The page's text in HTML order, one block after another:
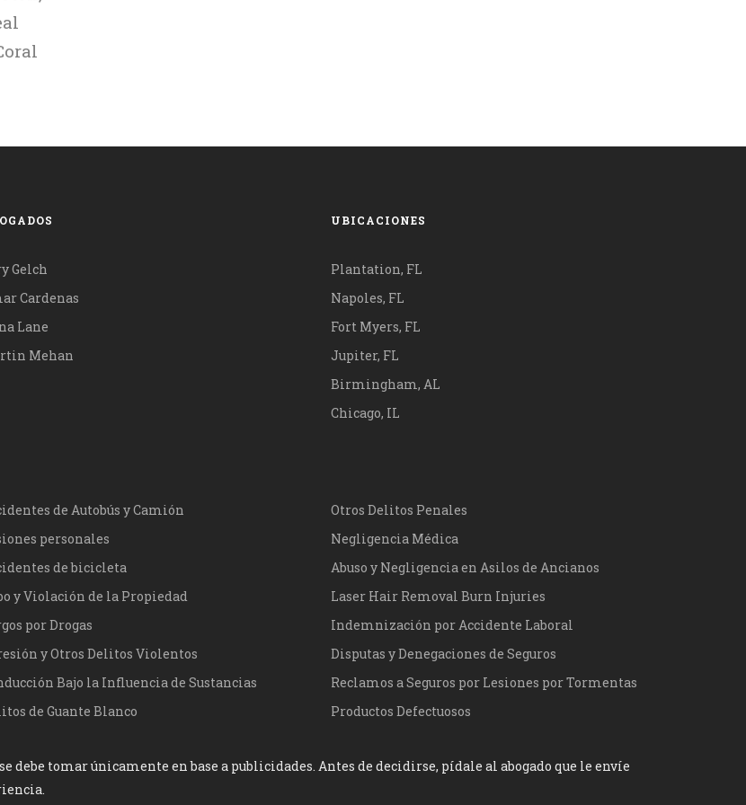
Gelch
Cardenas
Lane
Mehan
UBICACIONES
Plantation, FL
Napoles, FL
Fort Myers, FL
Jupiter, FL
Birmingham, AL
Chicago, IL
de Autobús y Camión
personales
de bicicleta
y Violación de la Propiedad
por Drogas
y Otros Delitos Violentos
Bajo la Influencia de Sustancias
de Guante Blanco
Otros Delitos Penales
Negligencia Médica
Abuso y Negligencia en Asilos de Ancianos
Laser Hair Removal Burn Injuries
Indemnización por Accidente Laboral
Disputas y Denegaciones de Seguros
Reclamos a Seguros por Lesiones por Tormentas
Productos Defectuosos
debe tomar únicamente en base a publicidades. Antes de decidirse, pídale al abogado que le envíe